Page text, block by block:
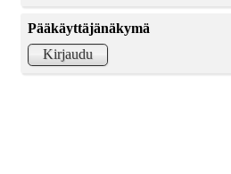
Pääkäyttäjänäkymä
Kirjaudu